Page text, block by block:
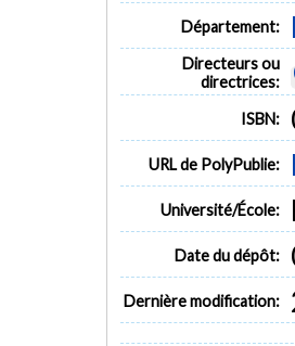
Département:
Directeurs ou
directrices:
ISBN:
URL de PolyPublie:
Université/École:
Date du dépôt:
Dernière modification: